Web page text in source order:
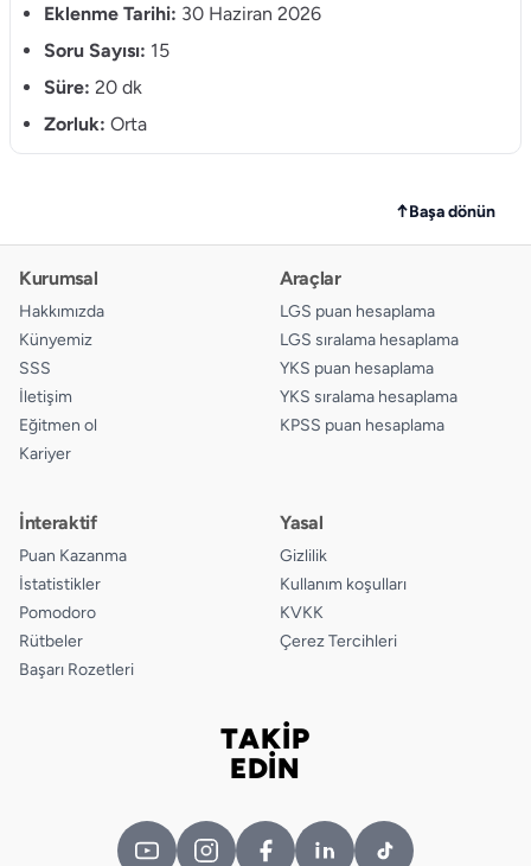
10. A
12. A B C D
15.
Eklenme Tarihi: 30 Haziran 2026
Soru Sayısı: 15
Süre: 20 dk
Zorluk: Orta
↑Başa dönün
Kurumsal
Hakkımızda
Künyemiz
SSS
İletişim
Eğitmen ol
Kariyer
Araçlar
LGS puan hesaplama
LGS sıralama hesaplama
YKS puan hesaplama
YKS sıralama hesaplama
KPSS puan hesaplama
İnteraktif
Puan Kazanma
İstatistikler
Pomodoro
Rütbeler
Başarı Rozetleri
Yasal
Gizlilik
Kullanım koşulları
KVKK
Çerez Tercihleri
TAKİP
EDİN